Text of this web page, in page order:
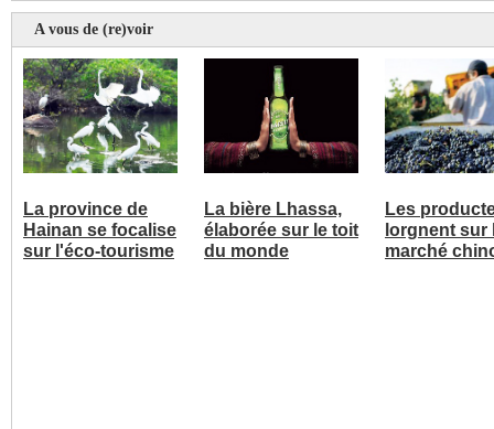
A vous de (re)voir
La province de
Hainan se focalise
sur l'éco-tourisme
La bière Lhassa,
élaborée sur le toit
du monde
Les
lorgnent sur
marché